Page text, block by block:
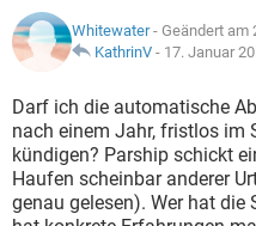
Whitewater- Geändert am
KathrinV - 17. Januar
Darf ich die automatische
nach einem Jahr, fristlos im
kündigen? Parship schickt
Haufen scheinbar anderer
genau gelesen). Wer hat die